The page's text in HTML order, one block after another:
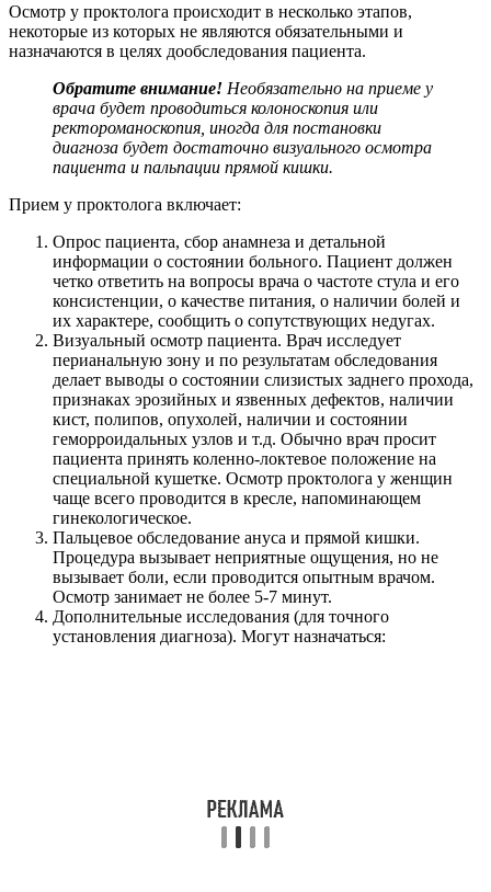
Осмотр у проктолога происходит в несколько этапов,
некоторые из которых не являются обязательными и
назначаются в целях дообследования пациента.
Обратите внимание! Необязательно на приеме у
врача будет проводиться колоноскопия или
ректороманоскопия, иногда для постановки
диагноза будет достаточно визуального осмотра
пациента и пальпации прямой кишки.
Прием у проктолога включает:
Опрос пациента, сбор анамнеза и детальной
информации о состоянии больного. Пациент должен
четко ответить на вопросы врача о частоте стула и его
консистенции, о качестве питания, о наличии болей и
их характере, сообщить о сопутствующих недугах.
Визуальный осмотр пациента. Врач исследует
перианальную зону и по результатам обследования
делает выводы о состоянии слизистых заднего прохода,
признаках эрозийных и язвенных дефектов, наличии
кист, полипов, опухолей, наличии и состоянии
геморроидальных узлов и т.д. Обычно врач просит
пациента принять коленно-локтевое положение на
специальной кушетке. Осмотр проктолога у женщин
чаще всего проводится в кресле, напоминающем
гинекологическое.
Пальцевое обследование ануса и прямой кишки.
Процедура вызывает неприятные ощущения, но не
вызывает боли, если проводится опытным врачом.
Осмотр занимает не более 5-7 минут.
Дополнительные исследования (для точного
установления диагноза). Могут назначаться: